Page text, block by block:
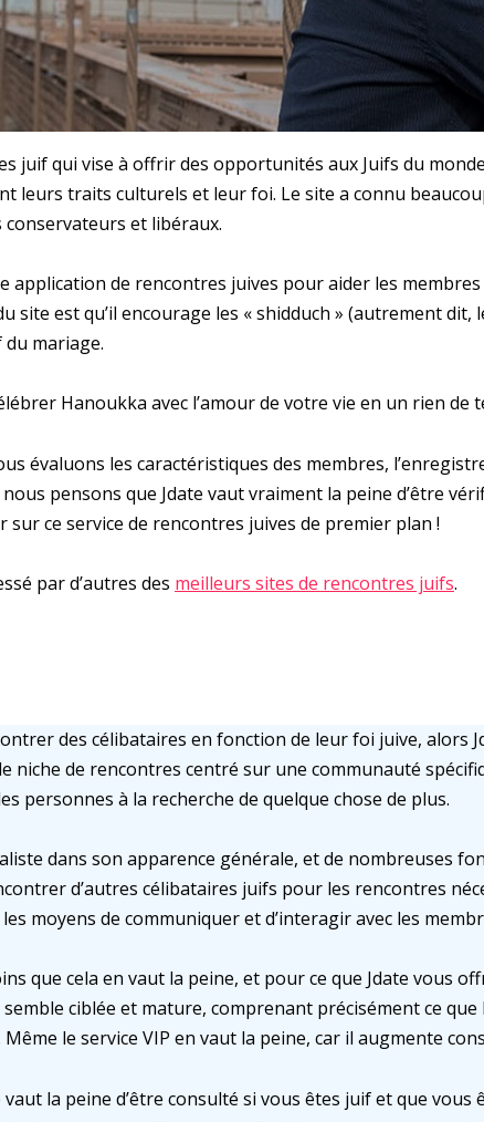
juif qui vise à offrir des opportunités aux Juifs du
leurs traits culturels et leur foi. Le site a connu
et libéraux.
application de rencontres juives pour aider les membres
site est qu’il encourage les « shidduch » (autrement dit,
du mariage.
Hanoukka avec l’amour de votre vie en un rien de
évaluons les caractéristiques des membres,
pensons que Jdate vaut vraiment la peine d’être
sur ce service de rencontres juives de premier plan !
par d’autres des meilleurs sites de rencontres juifs.
des célibataires en fonction de leur foi juive, alors
niche de rencontres centré sur une communauté
personnes à la recherche de quelque chose de plus.
dans son apparence générale, et de nombreuses
d’autres célibataires juifs pour les rencontres
moyens de communiquer et d’interagir avec les
que cela en vaut la peine, et pour ce que Jdate vous
semble ciblée et mature, comprenant précisément ce
le service VIP en vaut la peine, car il augmente
vaut la peine d’être consulté si vous êtes juif et que vous